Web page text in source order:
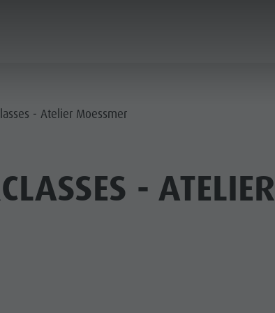
- Atelier Moessmer
- ATELIER